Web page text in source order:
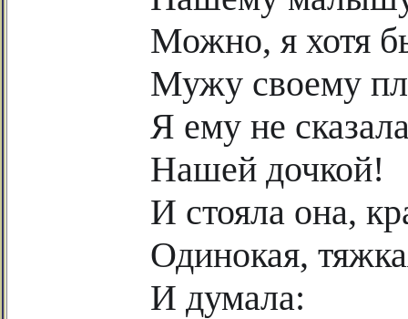
Можно, я хотя
Мужу своему
Я ему не
Нашей дочкой!
И стояла она,
Одинокая,
И думала: